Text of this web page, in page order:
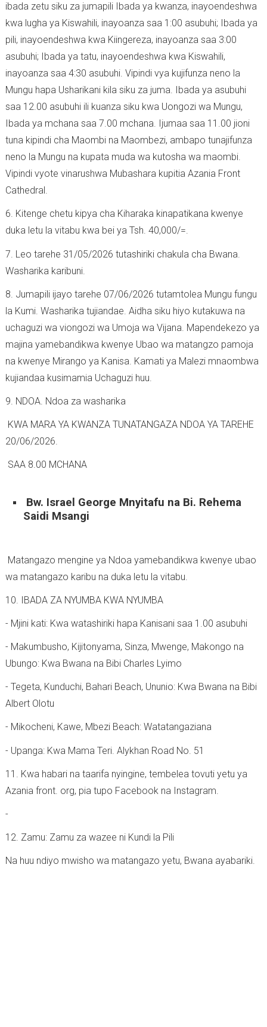
ibada zetu siku za jumapili Ibada ya kwanza, inayoendeshwa
kwa lugha ya Kiswahili, inayoanza saa 1:00 asubuhi; Ibada ya
pili, inayoendeshwa kwa Kiingereza, inayoanza saa 3:00
asubuhi; Ibada ya tatu, inayoendeshwa kwa Kiswahili,
inayoanza saa 4:30 asubuhi. Vipindi vya kujifunza neno la
Mungu hapa Usharikani kila siku za juma. Ibada ya asubuhi
saa 12.00 asubuhi ili kuanza siku kwa Uongozi wa Mungu,
Ibada ya mchana saa 7.00 mchana. Ijumaa saa 11.00 jioni
tuna kipindi cha Maombi na Maombezi, ambapo tunajifunza
neno la Mungu na kupata muda wa kutosha wa maombi.
Vipindi vyote vinarushwa Mubashara kupitia Azania Front
Cathedral.
6. Kitenge chetu kipya cha Kiharaka kinapatikana kwenye
duka letu la vitabu kwa bei ya Tsh. 40,000/=.
7. Leo tarehe 31/05/2026 tutashiriki chakula cha Bwana.
Washarika karibuni.
8. Jumapili ijayo tarehe 07/06/2026 tutamtolea Mungu fungu
la Kumi. Washarika tujiandae. Aidha siku hiyo kutakuwa na
uchaguzi wa viongozi wa Umoja wa Vijana. Mapendekezo ya
majina yamebandikwa kwenye Ubao wa matangzo pamoja
na kwenye Mirango ya Kanisa. Kamati ya Malezi mnaombwa
kujiandaa kusimamia Uchaguzi huu.
9. NDOA. Ndoa za washarika
KWA MARA YA KWANZA TUNATANGAZA NDOA YA TAREHE
20/06/2026.
SAA 8.00 MCHANA
Bw. Israel George Mnyitafu na Bi. Rehema
Saidi Msangi
Matangazo mengine ya Ndoa yamebandikwa kwenye ubao
wa matangazo karibu na duka letu la vitabu.
10. IBADA ZA NYUMBA KWA NYUMBA
- Mjini kati: Kwa watashiriki hapa Kanisani saa 1.00 asubuhi
- Makumbusho, Kijitonyama, Sinza, Mwenge, Makongo na
Ubungo: Kwa Bwana na Bibi Charles Lyimo
- Tegeta, Kunduchi, Bahari Beach, Ununio: Kwa Bwana na Bibi
Albert Olotu
- Mikocheni, Kawe, Mbezi Beach: Watatangaziana
- Upanga: Kwa Mama Teri. Alykhan Road No. 51
11. Kwa habari na taarifa nyingine, tembelea tovuti yetu ya
Azania front. org, pia tupo Facebook na Instagram.
-
12. Zamu: Zamu za wazee ni Kundi la Pili
Na huu ndiyo mwisho wa matangazo yetu, Bwana ayabariki.